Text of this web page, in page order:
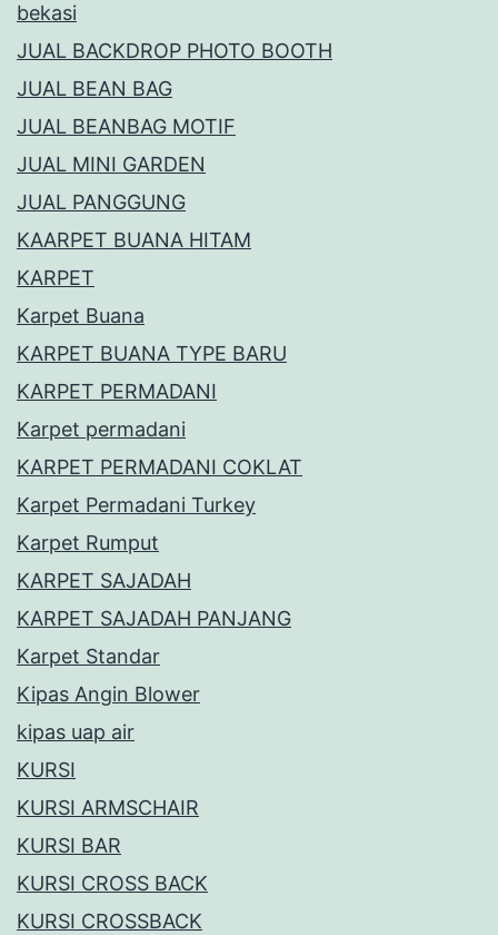
bekasi
JUAL BACKDROP PHOTO BOOTH
JUAL BEAN BAG
JUAL BEANBAG MOTIF
JUAL MINI GARDEN
JUAL PANGGUNG
KAARPET BUANA HITAM
KARPET
Karpet Buana
KARPET BUANA TYPE BARU
KARPET PERMADANI
Karpet permadani
KARPET PERMADANI COKLAT
Karpet Permadani Turkey
Karpet Rumput
KARPET SAJADAH
KARPET SAJADAH PANJANG
Karpet Standar
Kipas Angin Blower
kipas uap air
KURSI
KURSI ARMSCHAIR
KURSI BAR
KURSI CROSS BACK
KURSI CROSSBACK